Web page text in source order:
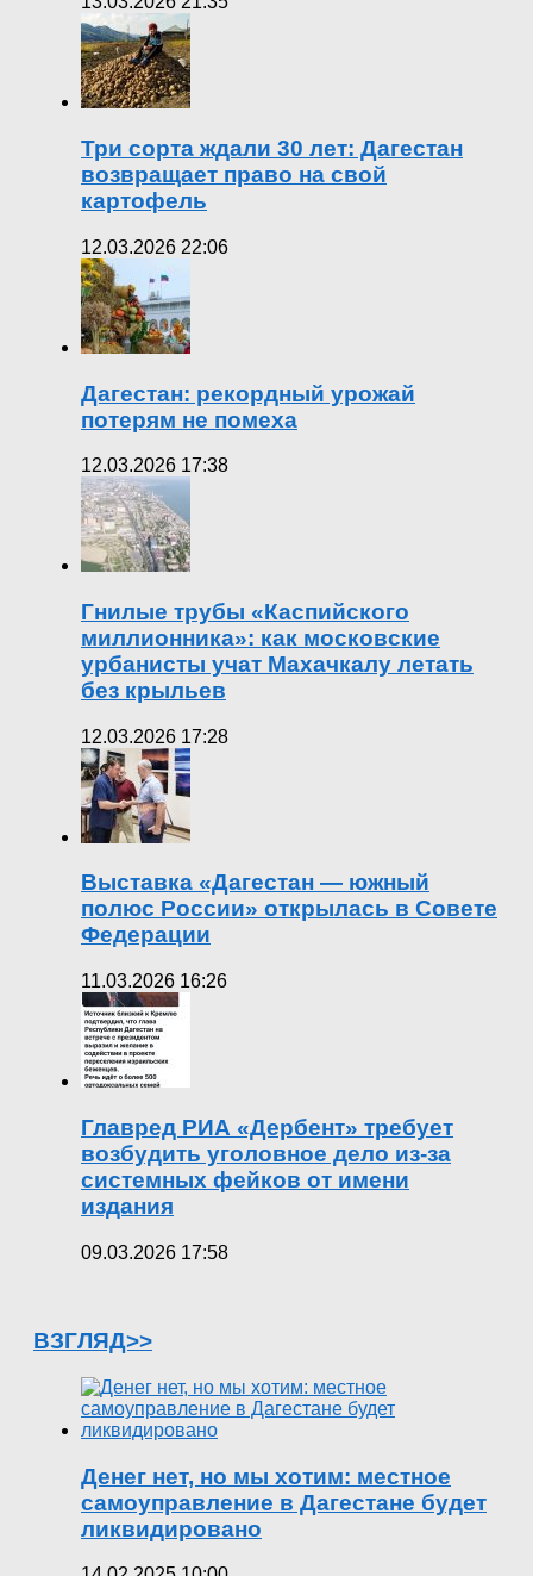
Три сорта ждали 30 лет: Дагестан
возвращает право на свой
картофель
12.03.2026 22:06
Дагестан: рекордный урожай
потерям не помеха
12.03.2026 17:38
Гнилые трубы «Каспийского
миллионника»: как московские
урбанисты учат Махачкалу летать
без крыльев
12.03.2026 17:28
Выставка «Дагестан — южный
полюс России» открылась в Совете
Федерации
11.03.2026 16:26
Главред РИА «Дербент» требует
возбудить уголовное дело из-за
системных фейков от имени
издания
09.03.2026 17:58
ВЗГЛЯД>>
Денег нет, но мы хотим: местное
самоуправление в Дагестане будет
ликвидировано